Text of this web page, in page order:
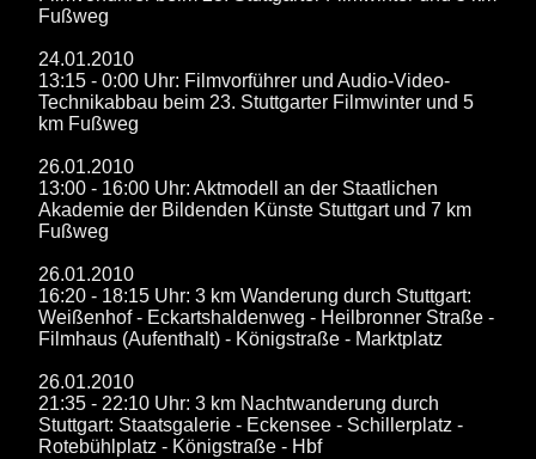
Fußweg
24.01.2010
13:15 - 0:00 Uhr: Filmvorführer und Audio-Video-
Technikabbau beim 23. Stuttgarter Filmwinter und 5
km Fußweg
26.01.2010
13:00 - 16:00 Uhr: Aktmodell an der Staatlichen
Akademie der Bildenden Künste Stuttgart und 7 km
Fußweg
26.01.2010
16:20 - 18:15 Uhr: 3 km Wanderung durch Stuttgart:
Weißenhof - Eckartshaldenweg - Heilbronner Straße -
Filmhaus (Aufenthalt) - Königstraße - Marktplatz
26.01.2010
21:35 - 22:10 Uhr: 3 km Nachtwanderung durch
Stuttgart: Staatsgalerie - Eckensee - Schillerplatz -
Rotebühlplatz - Königstraße - Hbf